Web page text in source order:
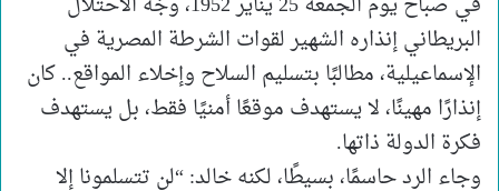
البريطاني إنذاره الشهير لقوات الشرطة المصرية في
الإسماعيلية، مطالبًا بتسليم السلاح وإخلاء المواقع.. كان
إنذارًا مهينًا، لا يستهدف موقعًا أمنيًا فقط، بل يستهدف
فكرة الدولة ذاتها.
وجاء الرد حاسمًا، بسيطًا، لكنه خالد: “لن تتسلمونا إلا